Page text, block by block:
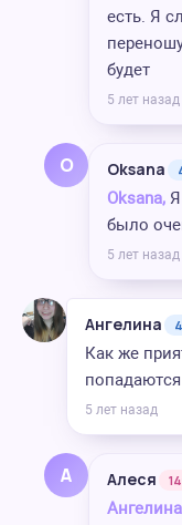
есть. Я
будет
5 лет назад
O Oksana
Oksana,
было
5 лет назад
Ангелина
Как же
5 лет назад
А Алеся